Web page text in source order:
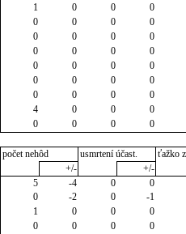
1 0 0 0
0 0 0 0
0 0 0 0
0 0 0 0
0 0 0 0
0 0 0 0
0 0 0 0
4 0 0 0
0 0 0 0
počet nehôd usmrtení účast. ťažko
+/-
+/-
5 -4 0 0
0 -2 0 -1
1 0 0 0
0 0 0 0